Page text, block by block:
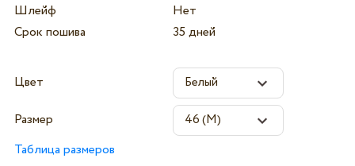
Шлейф
Нет
Срок пошива
35 дней
Цвет
Размер
Таблица размеров